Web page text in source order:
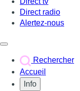
Direct radio
Alertez-nous
Rechercher
Accueil
Info